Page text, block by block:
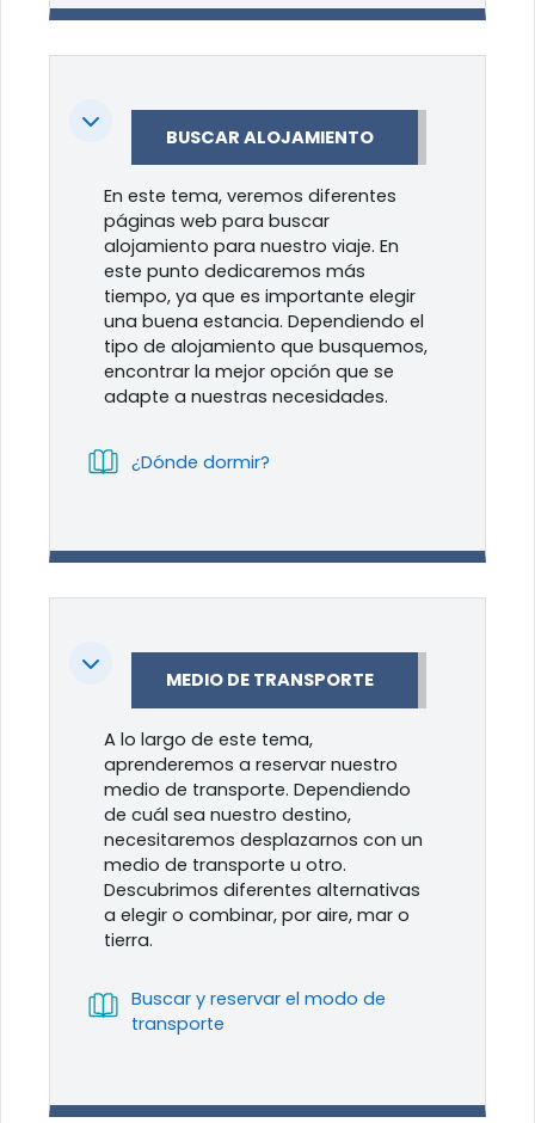
Colapsar BUSCAR ALOJAMIENTO
En este tema, veremos diferentes
páginas web para buscar
alojamiento para nuestro viaje. En
este punto dedicaremos más
tiempo, ya que es importante elegir
una buena estancia. Dependiendo el
tipo de alojamiento que busquemos,
encontrar la mejor opción que se
adapte a nuestras necesidades.
¿Dónde dormir?
Colapsar MEDIO DE TRANSPORTE
A lo largo de este tema,
aprenderemos a reservar nuestro
medio de transporte. Dependiendo
de cuál sea nuestro destino,
necesitaremos desplazarnos con un
medio de transporte u otro.
Descubrimos diferentes alternativas
a elegir o combinar, por aire, mar o
tierra.
Buscar y reservar el modo de
transporte